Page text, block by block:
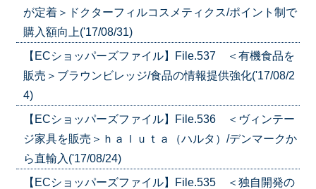
が定着＞ドクターフィルコスメティクス/ポイント制で
購入額向上('17/08/31)
【ECショッパーズファイル】File.537 ＜有機食品を
販売＞ブラウンビレッジ/食品の情報提供強化('17/08/2
4)
【ECショッパーズファイル】File.536 ＜ヴィンテー
ジ家具を販売＞ｈａｌｕｔａ（ハルタ）/デンマークか
ら直輸入('17/08/24)
【ECショッパーズファイル】File.535 ＜独自開発の